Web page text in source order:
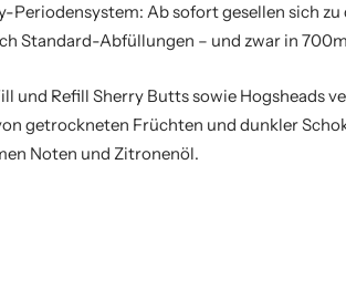
Periodensystem: Ab sofort gesellen sich
Standard-Abfüllungen – und zwar in
und Refill Sherry Butts sowie Hogsheads
getrockneten Früchten und dunkler
Noten und Zitronenöl.